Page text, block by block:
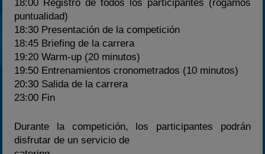
18:00 Registro de todos los participantes (rogamos
puntualidad)
18:30 Presentación de la competición
18:45 Briefing de la carrera
19:20 Warm-up (20 minutos)
19:50 Entrenamientos cronometrados (10 minutos)
20:30 Salida de la carrera
23:00 Fin
Durante la competición, los participantes podrán
disfrutar de un servicio de